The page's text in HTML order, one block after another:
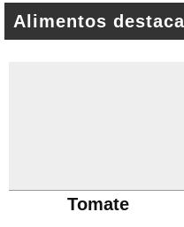
Alimentos
Tomate